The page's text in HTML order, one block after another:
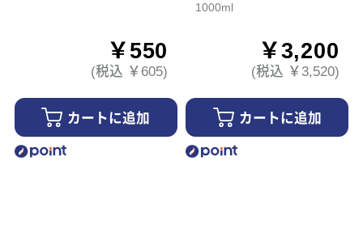
￥550
(税込 ￥605)
カートに追加
1000ml
￥3,200
(税込 ￥3,520)
カートに追加